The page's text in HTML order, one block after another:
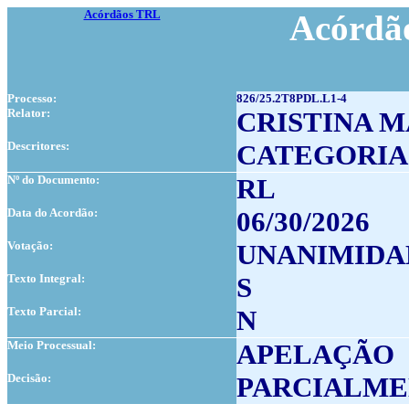
Acórdãos TRL
Processo:
826/25.2T8PDL.L1-4
Relator:
CRISTINA
Descritores:
Nº do Documento: RL
Data do Acordão: 06/30/2026
Votação:
Texto Integral: S
Texto Parcial: N
Meio Processual: APELAÇÃO
Decisão: